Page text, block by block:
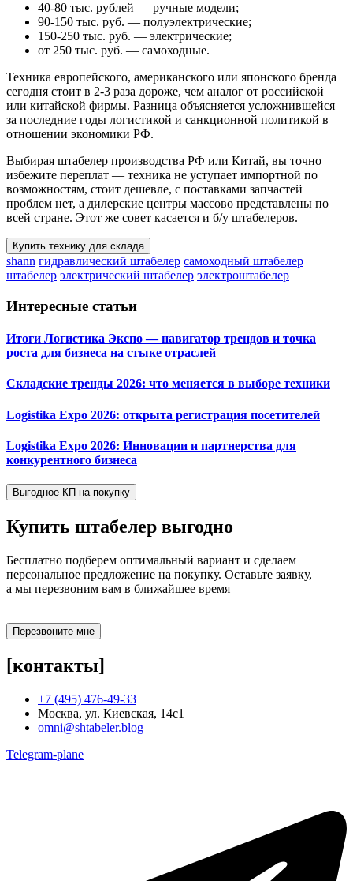
40-80 тыс. рублей — ручные модели;
90-150 тыс. руб. — полуэлектрические;
150-250 тыс. руб. — электрические;
от 250 тыс. руб. — самоходные.
Техника европейского, американского или японского бренда
сегодня стоит в 2-3 раза дороже, чем аналог от российской
или китайской фирмы. Разница объясняется усложнившейся
за последние годы логистикой и санкционной политикой в
отношении экономики РФ.
Выбирая штабелер производства РФ или Китай, вы точно
избежите переплат — техника не уступает импортной по
возможностям, стоит дешевле, с поставками запчастей
проблем нет, а дилерские центры массово представлены по
всей стране. Этот же совет касается и б/у штабелеров.
Купить технику для склада
shann гидравлический штабелер самоходный штабелер
штабелер электрический штабелер электроштабелер
Интересные статьи
Итоги Логистика Экспо — навигатор трендов и точка
роста для бизнеса на стыке отраслей
Складские тренды 2026: что меняется в выборе техники
Logistika Expo 2026: открыта регистрация посетителей
Logistika Expo 2026: Инновации и партнерства для
конкурентного бизнеса
Выгодное КП на покупку
Купить штабелер выгодно
Бесплатно подберем оптимальный вариант и сделаем
персональное предложение на покупку. Оставьте заявку,
а мы перезвоним вам в ближайшее время
Перезвоните мне
[контакты]
+7 (495) 476-49-33
Москва, ул. Киевская, 14с1
omni@shtabeler.blog
Telegram-plane